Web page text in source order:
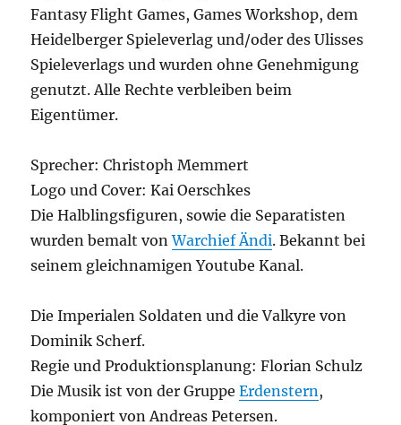
Fantasy Flight Games, Games Workshop, dem
Heidelberger Spieleverlag und/oder des Ulisses
Spieleverlags und wurden ohne Genehmigung
genutzt. Alle Rechte verbleiben beim
Eigentümer.
Sprecher: Christoph Memmert
Logo und Cover: Kai Oerschkes
Die Halblingsfiguren, sowie die Separatisten
wurden bemalt vonWarchief Ändi. Bekannt bei
seinem gleichnamigen Youtube Kanal.
Die Imperialen Soldaten und die Valkyre von
Dominik Scherf.
Regie und Produktionsplanung: Florian Schulz
Die Musik ist von der GruppeErdenstern,
komponiert von Andreas Petersen.